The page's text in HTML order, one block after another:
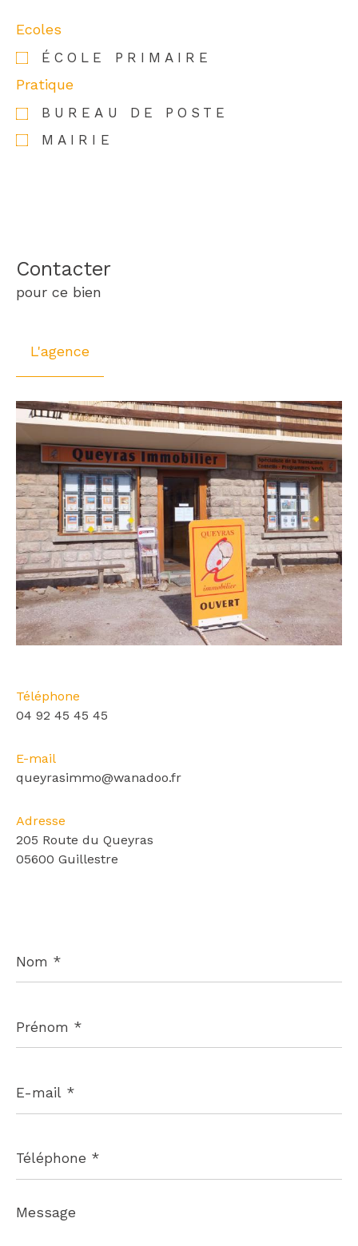
Ecoles
ÉCOLE PRIMAIRE
Pratique
BUREAU DE POSTE
MAIRIE
Contacter
pour ce bien
L'agence
Téléphone
04 92 45 45 45
E-mail
queyrasimmo@wanadoo.fr
Adresse
205 Route du Queyras
05600 Guillestre
*
*
mail
*
*
Message
*